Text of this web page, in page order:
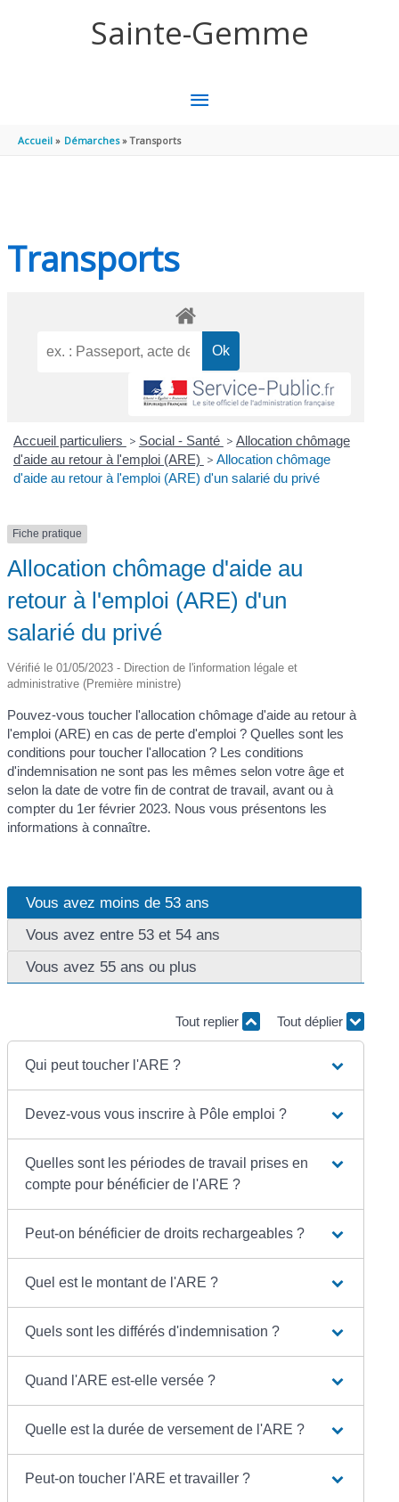
Sainte-Gemme
MENU
Accueil Démarches Transports
Transports
Accueil particuliers > Social - Santé > Allocation chômage
d'aide au retour à l'emploi (ARE) > Allocation chômage
d'aide au retour à l'emploi (ARE) d'un salarié du privé
Fiche pratique
Allocation chômage d'aide au
retour à l'emploi (ARE) d'un
salarié du privé
Vérifié le 01/05/2023 - Direction de l'information légale et
administrative (Première ministre)
Pouvez-vous toucher l'allocation chômage d'aide au retour à
l'emploi (ARE) en cas de perte d'emploi ? Quelles sont les
conditions pour toucher l'allocation ? Les conditions
d'indemnisation ne sont pas les mêmes selon votre âge et
selon la date de votre fin de contrat de travail, avant ou à
compter du 1er février 2023. Nous vous présentons les
informations à connaître.
Vous avez moins de 53 ans
Vous avez entre 53 et 54 ans
Vous avez 55 ans ou plus
Tout replier Tout déplier
Qui peut toucher l'ARE ?
Devez-vous vous inscrire à Pôle emploi ?
Quelles sont les périodes de travail prises en
compte pour bénéficier de l'ARE ?
Peut-on bénéficier de droits rechargeables ?
Quel est le montant de l'ARE ?
Quels sont les différés d'indemnisation ?
Quand l'ARE est-elle versée ?
Quelle est la durée de versement de l'ARE ?
Peut-on toucher l'ARE et travailler ?